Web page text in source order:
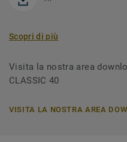
Scopri di più
Visita la nostra area
CLASSIC 40
VISITA LA NOSTRA AREA